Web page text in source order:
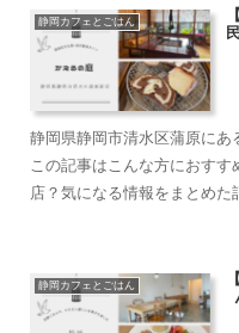
静岡カフェとごはん
静岡県静岡市清水区蒲原にあ
この記事はこんな方におすす
店？気になる情報をまとめた記事がみたい
静岡カフェとごはん